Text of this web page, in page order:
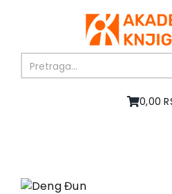
0,00
O nama